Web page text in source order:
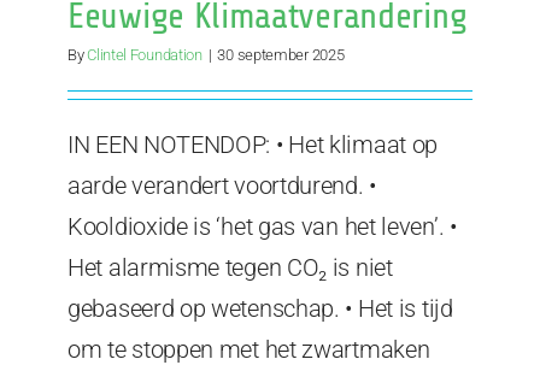
Eeuwige Klimaatverandering
ByClintel Foundation | 30 september 2025
IN EEN NOTENDOP: • Het klimaat op
aarde verandert voortdurend. •
Kooldioxide is ‘het gas van het leven’. •
Het alarmisme tegen CO₂ is niet
gebaseerd op wetenschap. • Het is tijd
om te stoppen met het zwartmaken